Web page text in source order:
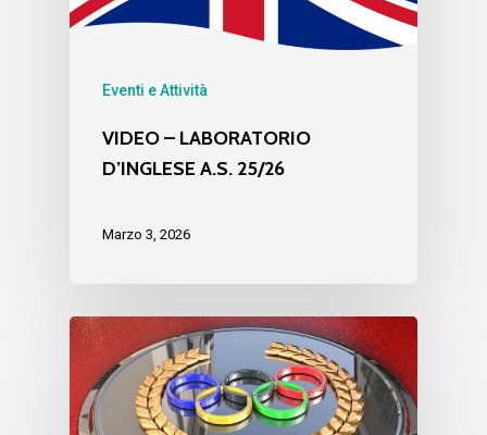
Eventi e Attività
VIDEO – LABORATORIO
D’INGLESE A.S. 25/26
Marzo 3, 2026